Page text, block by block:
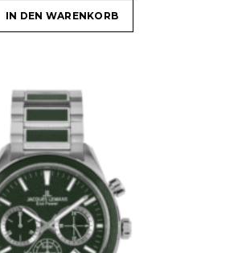
IN DEN WARENKORB